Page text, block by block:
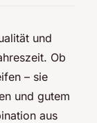
und
Ob
– sie
und gutem
aus